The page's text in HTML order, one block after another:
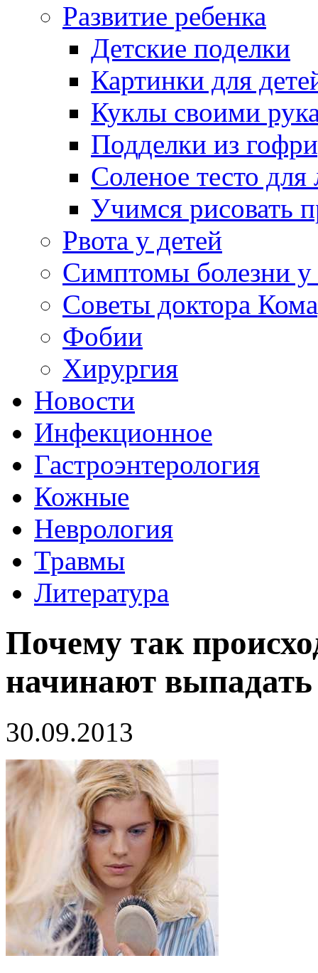
Развитие ребенка
Детские поделки
Картинки для
Куклы своими
Подделки из
Соленое тесто для
Учимся рисовать
Рвота у детей
Симптомы болезни у
Советы доктора
Фобии
Хирургия
Новости
Инфекционное
Гастроэнтерология
Кожные
Неврология
Травмы
Литература
Почему так
начинают
30.09.2013